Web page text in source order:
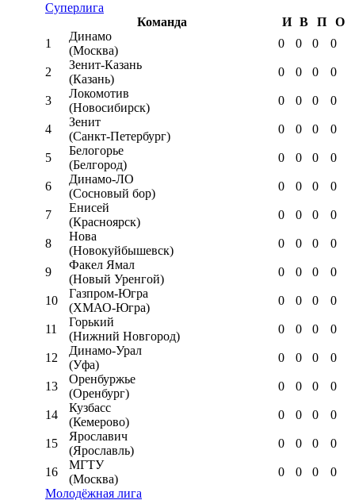
Суперлига
Команда
И В П
О
1
Динамо
(Москва)
0 0 0 0
2
Зенит-Казань
(Казань)
0 0 0 0
3
Локомотив
(Новосибирск)
0 0 0 0
4
Зенит
(Санкт-Петербург)
0 0 0 0
5
Белогорье
(Белгород)
0 0 0 0
6
Динамо-ЛО
(Сосновый бор)
0 0 0 0
7
Енисей
(Красноярск)
0 0 0 0
8
Нова
(Новокуйбышевск)
0 0 0 0
9
Факел Ямал
(Новый Уренгой)
0 0 0 0
10
Газпром-Югра
(ХМАО-Югра)
0 0 0 0
11
Горький
(Нижний Новгород)
0 0 0 0
12
Динамо-Урал
(Уфа)
0 0 0 0
13
Оренбуржье
(Оренбург)
0 0 0 0
14
Кузбасс
(Кемерово)
0 0 0 0
15
Ярославич
(Ярославль)
0 0 0 0
16
МГТУ
(Москва)
0 0 0
0
Молодёжная лига